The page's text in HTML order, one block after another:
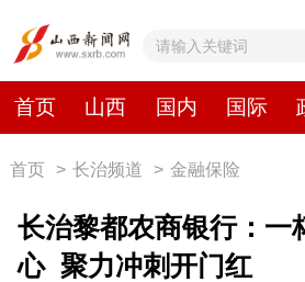
首页 山西 国内 国际
网站地图
首页 山西
政务 理论 权
首页 > 长治频道 > 金融保险
长治黎都农商银行：一
心 聚力冲刺开门红